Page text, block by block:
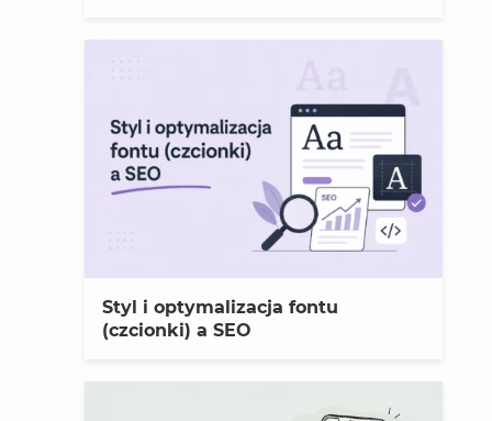
Styl i optymalizacja fontu
(czcionki) a SEO